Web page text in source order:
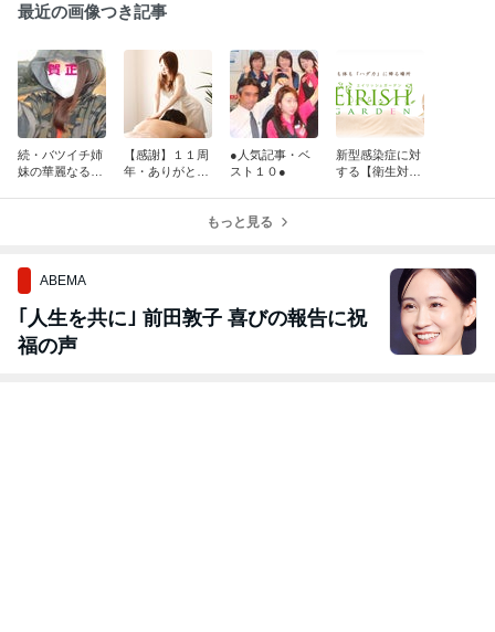
最近の画像つき記事
続・バツイチ姉
妹の華麗なる
【感謝】１１周
年・ありがとう
●人気記事・ベ
スト１０●
新型感染症に対
する【衛生対
もっと見る
ABEMA
｢人生を共に｣ 前田敦子 喜びの報告に祝
福の声